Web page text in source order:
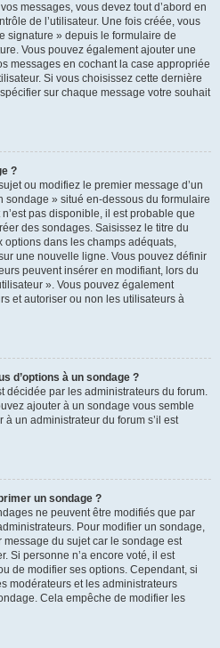
messages, vous devez tout d’abord en
de l’utilisateur. Une fois créée, vous
signature » depuis le formulaire de
Vous pouvez également ajouter une
messages en cochant la case appropriée
Si vous choisissez cette dernière
sur chaque message votre souhait
?
ou modifiez le premier message d’un
sondage » situé en-dessous du formulaire
pas disponible, il est probable que
des sondages. Saisissez le titre du
dans les champs adéquats,
une nouvelle ligne. Vous pouvez définir
peuvent insérer en modifiant, lors du
». Vous pouvez également
et autoriser ou non les utilisateurs à
d’options à un sondage ?
décidée par les administrateurs du forum.
ajouter à un sondage vous semble
un administrateur du forum s’il est
un sondage ?
ne peuvent être modifiés que par
Pour modifier un sondage,
du sujet car le sondage est
Si personne n’a encore voté, il est
de modifier ses options. Cependant, si
modérateurs et les administrateurs
Cela empêche de modifier les